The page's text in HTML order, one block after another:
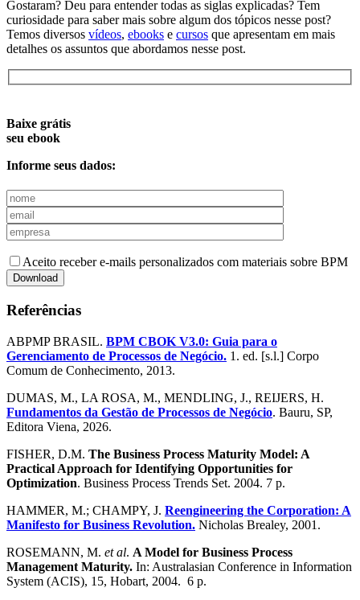
Gostaram? Deu para entender todas as siglas explicadas? Tem
curiosidade para saber mais sobre algum dos tópicos nesse post?
Temos diversos vídeos, ebooks e cursos que apresentam em mais
detalhes os assuntos que abordamos nesse post.
Baixe grátis
seu ebook
Informe seus dados:
Aceito receber e-mails personalizados com materiais sobre BPM
Referências
ABPMP BRASIL. BPM CBOK V3.0: Guia para o
Gerenciamento de Processos de Negócio. 1. ed. [s.l.] Corpo
Comum de Conhecimento, 2013.
DUMAS, M., LA ROSA, M., MENDLING, J., REIJERS, H.
Fundamentos da Gestão de Processos de Negócio. Bauru, SP,
Editora Viena, 2026.
FISHER, D.M. The Business Process Maturity Model: A
Practical Approach for Identifying Opportunities for
Optimization. Business Process Trends Set. 2004. 7 p.
HAMMER, M.; CHAMPY, J. Reengineering the Corporation: A
Manifesto for Business Revolution. Nicholas Brealey, 2001.
ROSEMANN, M. et al. A Model for Business Process
Management Maturity. In: Australasian Conference in Information
System (ACIS), 15, Hobart, 2004. 6 p.